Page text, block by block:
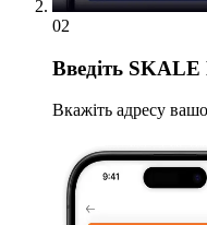
02
Введіть SKALE
Вкажіть адресу